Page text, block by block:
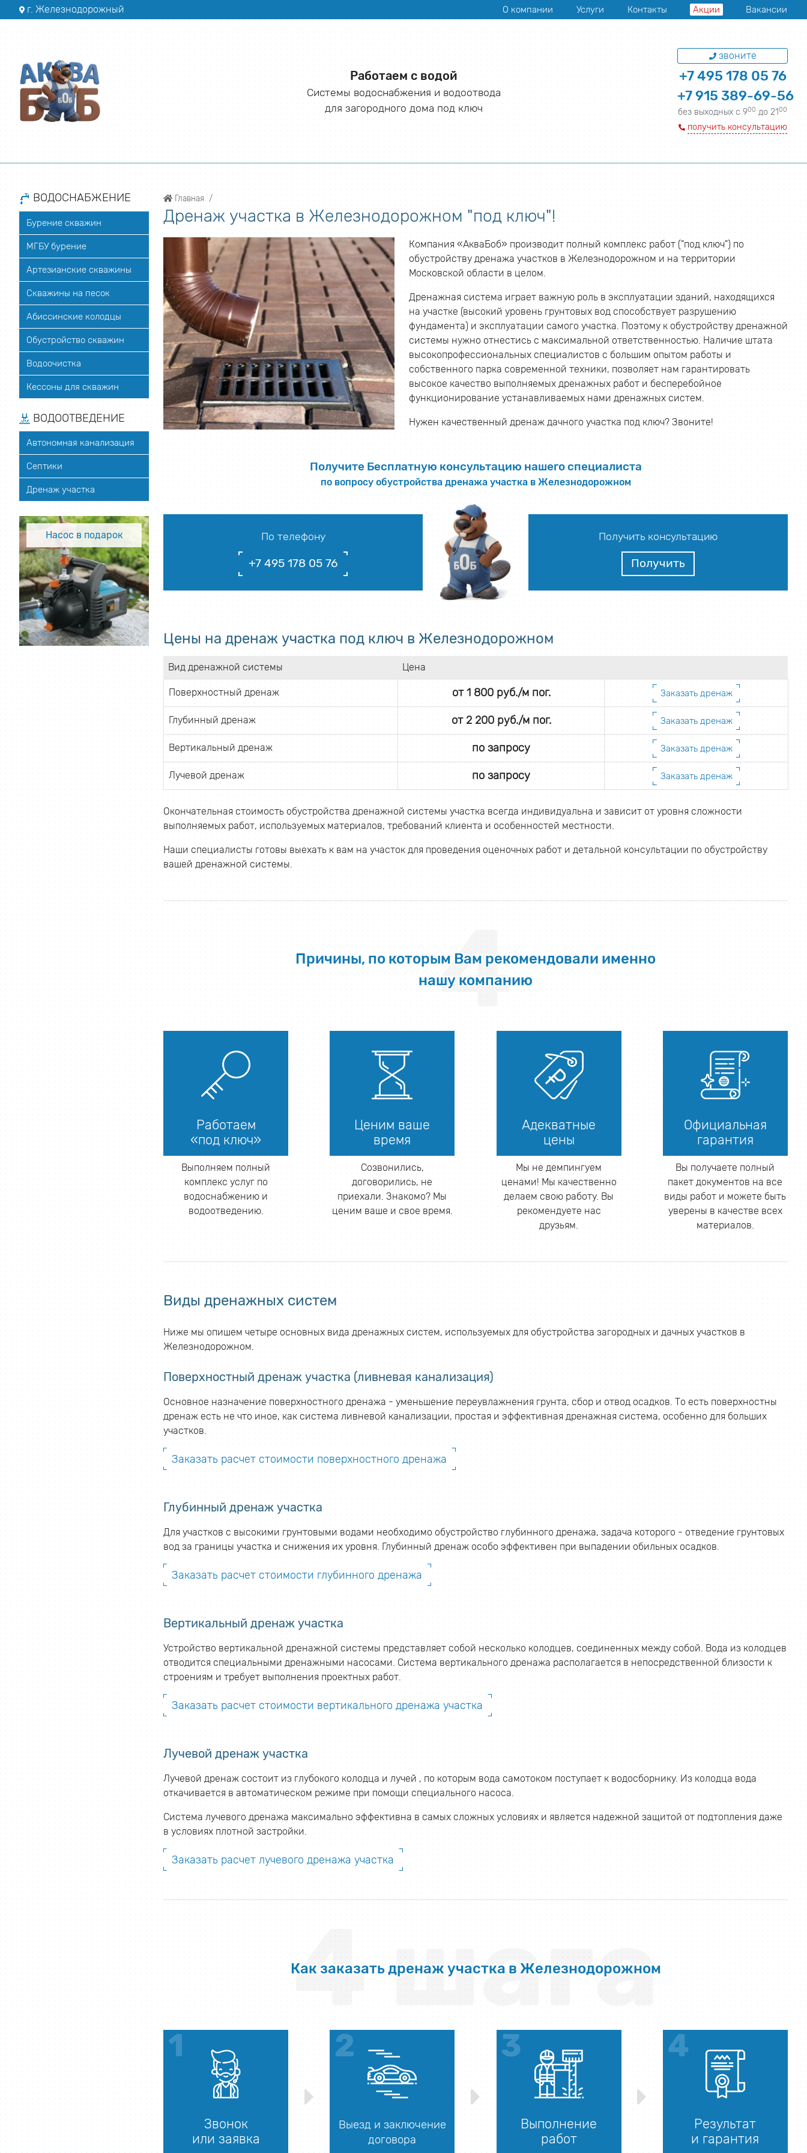
г. Железнодорожный О компании Услуги Контакты Акции Вакансии
Работаем с водой
Системы водоснабжения и водоотвода
для загородного дома под ключ
звоните
+7 495 178 05 76
+7 915 389-69-56
без выходных с 900до 2100
получить консультацию
ВОДОСНАБЖЕНИЕ
Бурение скважин
МГБУ бурение
Артезианские скважины
Скважины на песок
Абиссинские колодцы
Обустройство скважин
Водоочистка
Кессоны для скважин
ВОДООТВЕДЕНИЕ
Автономная канализация
Септики
Дренаж участка
Насос в подарок
Главная
Дренаж участка в Железнодорожном "под ключ"!
Компания «АкваБоб» производит полный комплекс работ ("под ключ") по
обустройству дренажа участков в Железнодорожном и на территории
Московской области в целом.
Дренажная система играет важную роль в эксплуатации зданий, находящихся
на участке (высокий уровень грунтовых вод способствует разрушению
фундамента) и эксплуатации самого участка. Поэтому к обустройству дренажной
системы нужно отнестись с максимальной ответственностью. Наличие штата
высокопрофессиональных специалистов с большим опытом работы и
собственного парка современной техники, позволяет нам гарантировать
высокое качество выполняемых дренажных работ и бесперебойное
функционирование устанавливаемых нами дренажных систем.
Нужен качественный дренаж дачного участка под ключ? Звоните!
Получите Бесплатную консультацию нашего специалиста
по вопросу обустройства дренажа участка в Железнодорожном
По телефону
+7 495 178 05 76
Получить консультацию
Получить
Цены на дренаж участка под ключ в Железнодорожном
Вид дренажной системы Цена
Поверхностный дренаж от 1 800 руб./м пог. Заказать дренаж
Глубинный дренаж от 2 200 руб./м пог. Заказать дренаж
Вертикальный дренаж по запросу Заказать дренаж
Лучевой дренаж по запросу Заказать дренаж
Окончательная стоимость обустройства дренажной системы участка всегда индивидуальна и зависит от уровня сложности
выполняемых работ, используемых материалов, требований клиента и особенностей местности.
Наши специалисты готовы выехать к вам на участок для проведения оценочных работ и детальной консультации по обустройству
вашей дренажной системы.
Причины, по которым Вам рекомендовали именно
нашу компанию
4
Работаем
«под ключ»
Выполняем полный
комплекс услуг по
водоснабжению и
водоотведению.
Ценим ваше
время
Созвонились,
договорились, не
приехали. Знакомо? Мы
ценим ваше и свое время.
Адекватные
цены
Мы не демпингуем
ценами! Мы качественно
делаем свою работу. Вы
рекомендуете нас
друзьям.
Официальная
гарантия
Вы получаете полный
пакет документов на все
виды работ и можете быть
уверены в качестве всех
материалов.
Виды дренажных систем
Ниже мы опишем четыре основных вида дренажных систем, используемых для обустройства загородных и дачных участков в
Железнодорожном.
Поверхностный дренаж участка (ливневая канализация)
Основное назначение поверхностного дренажа - уменьшение переувлажнения грунта, сбор и отвод осадков. То есть поверхностны
дренаж есть не что иное, как система ливневой канализации, простая и эффективная дренажная система, особенно для больших
участков.
Заказать расчет стоимости поверхностного дренажа
Глубинный дренаж участка
Для участков с высокими грунтовыми водами необходимо обустройство глубинного дренажа, задача которого - отведение грунтовых
вод за границы участка и снижения их уровня. Глубинный дренаж особо эффективен при выпадении обильных осадков.
Заказать расчет стоимости глубинного дренажа
Вертикальный дренаж участка
Устройство вертикальной дренажной системы представляет собой несколько колодцев, соединенных между собой. Вода из колодцев
отводится специальными дренажными насосами. Система вертикального дренажа располагается в непосредственной близости к
строениям и требует выполнения проектных работ.
Заказать расчет стоимости вертикального дренажа участка
Лучевой дренаж участка
Лучевой дренаж состоит из глубокого колодца и лучей , по которым вода самотоком поступает к водосборнику. Из колодца вода
откачивается в автоматическом режиме при помощи специального насоса.
Система лучевого дренажа максимально эффективна в самых сложных условиях и является надежной защитой от подтопления даже
в условиях плотной застройки.
Заказать расчет лучевого дренажа участка
Как заказать дренаж участка в Железнодорожном
4 шага
Звонок
или заявка
Выезд и заключение
договора
Выполнение
работ
Результат
и гарантия